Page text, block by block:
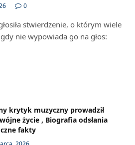
0
stwierdzenie, o którym wiele
nie wypowiada go na głos:
krytyk muzyczny prowadził
życie , Biografia odsłania
fakty